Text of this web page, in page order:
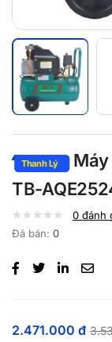
Máy
TB-
0 đánh
Đã bán: 0
2.471.000 đ